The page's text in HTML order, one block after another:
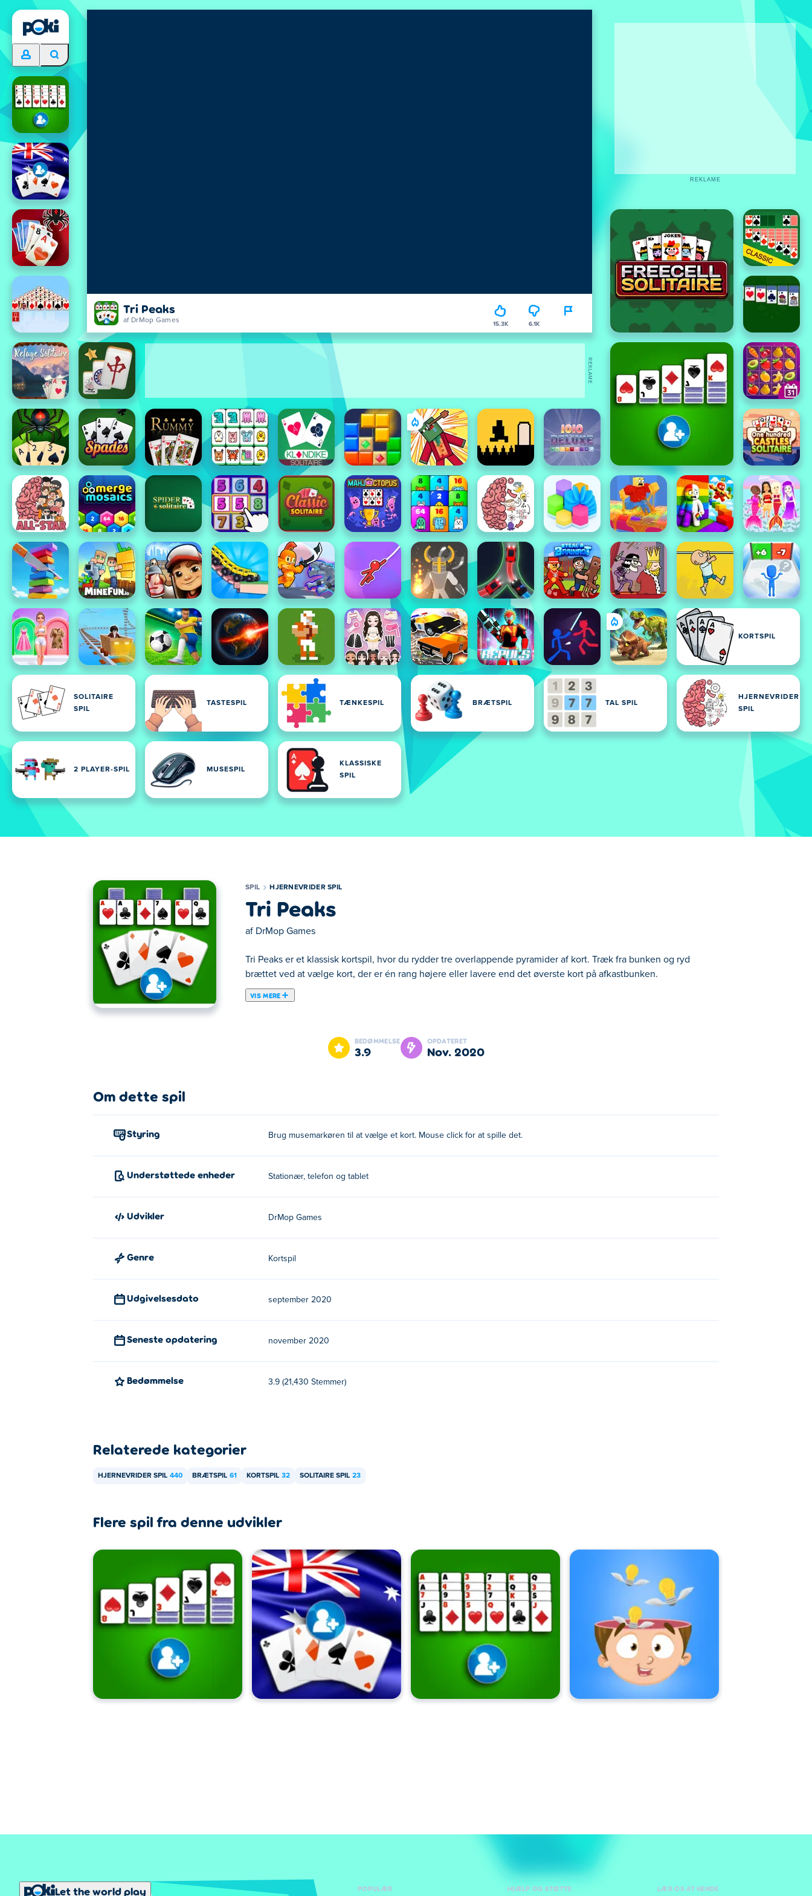
Tri Peaks
af DrMop Games 15.3K 6.1K
KORTSPIL
SOLITAIRE
SPIL
TASTESPIL TÆNKESPIL BRÆTSPIL TAL SPIL
HJERNEVRIDER
SPIL
2 PLAYER-SPIL MUSESPIL
KLASSISKE
SPIL
REKLAME
REKLAME
SPIL HJERNEVRIDER SPIL
Tri Peaks
af DrMop Games
Tri Peaks er et klassisk kortspil, hvor du rydder tre overlappende pyramider af kort. Træk fra bunken og ryd
brættet ved at vælge kort, der er én rang højere eller lavere end det øverste kort på afkastbunken.
VIS MERE
Her kan du spille Tri Peaks. Tri Peaks er et at vores udvalgte Hjernevrider spil.
BEDØMMELSE
3.9
OPDATERET
nov. 2020
Om dette spil
Styring Brug musemarkøren til at vælge et kort. Mouse click for at spille det.
Understøttede enheder Stationær, telefon og tablet
Udvikler DrMop Games
Genre Kortspil
Udgivelsesdato september 2020
Seneste opdatering november 2020
Bedømmelse 3.9 (21,430 Stemmer)
Relaterede kategorier
HJERNEVRIDER SPIL 440 BRÆTSPIL 61 KORTSPIL 32 SOLITAIRE SPIL 23
Flere spil fra denne udvikler
Let the world play POPULÆR HJÆLP OG STØTTE LÆR OS AT KENDE